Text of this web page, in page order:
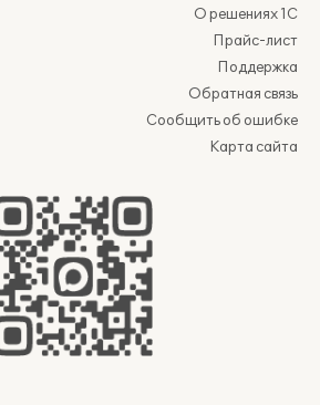
О решениях 1С
Прайс-лист
Поддержка
Обратная связь
Сообщить об ошибке
Карта сайта